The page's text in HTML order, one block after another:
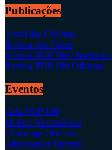
Publicações
Jornal das Oficinas
Revista dos Pneus
Revista TOP 100
Revista TOP 100 Oficinas
Eventos
Gala TOP 100
Melhor Mecatrónico
Challenge Oficinas
Aftermarket Summit